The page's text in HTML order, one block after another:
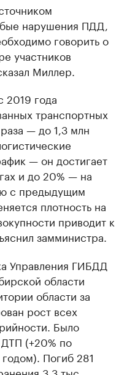
нарушения ПДД,
говорить о
участников
Миллер.
2019 года
транспортных
— до 1,3 млн
— он достигает
и до 20% — на
с предыдущим
плотность на
приводит к
замминистра.
Управления ГИБДД
области
области за
рост всех
Было
(+20% по
Погиб 281
3,3 тыс.